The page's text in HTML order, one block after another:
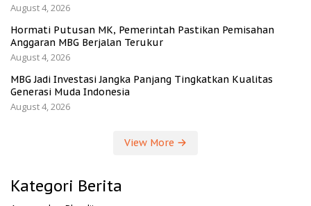
August 4, 2026
Hormati Putusan MK, Pemerintah Pastikan Pemisahan
Anggaran MBG Berjalan Terukur
August 4, 2026
MBG Jadi Investasi Jangka Panjang Tingkatkan Kualitas
Generasi Muda Indonesia
August 4, 2026
View More
Kategori Berita